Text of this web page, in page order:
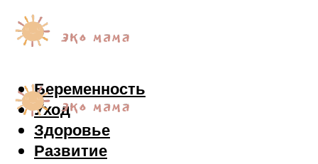
Беременность
Уход
Здоровье
Развитие